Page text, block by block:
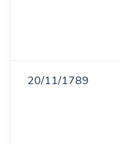
20/11/1789